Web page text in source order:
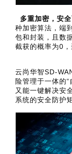
多重加密，安
种加密算法，端
包和封装，且数
截获的概率为0，
云尚华智SD-
险管理于一体的
又能一键解决安
系统的安全防护